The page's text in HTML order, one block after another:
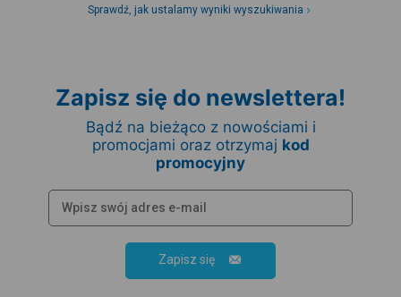
Sprawdź, jak ustalamy wyniki wyszukiwania
Zapisz się do newslettera!
Bądź na bieżąco z nowościami i
promocjami oraz otrzymaj kod
promocyjny
Zapisz się